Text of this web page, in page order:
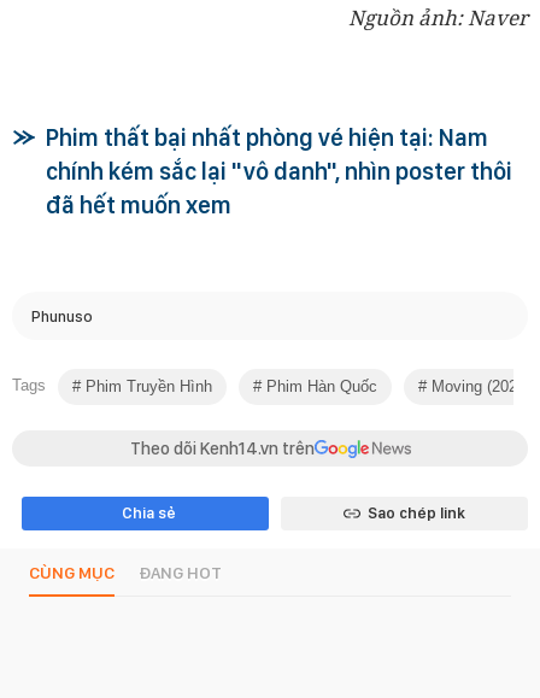
Nguồn ảnh: Naver
Phim thất bại nhất phòng vé hiện tại: Nam
chính kém sắc lại "vô danh", nhìn poster thôi
đã hết muốn xem
Phunuso
Tags Phim Truyền Hình Phim Hàn Quốc Moving (2023)
Theo dõi Kenh14.vn trên
Chia sẻ Sao chép link
CÙNG MỤC ĐANG HOT